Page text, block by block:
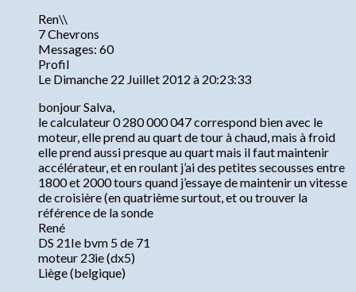
Ren\\
7 Chevrons
Messages: 60
Profil
Le Dimanche 22 Juillet 2012 à 20:23:33
bonjour Salva,
le calculateur 0 280 000 047 correspond bien avec le
moteur, elle prend au quart de tour à chaud, mais à froid
elle prend aussi presque au quart mais il faut maintenir
accélérateur, et en roulant j’ai des petites secousses entre
1800 et 2000 tours quand j’essaye de maintenir un vitesse
de croisière (en quatrième surtout, et ou trouver la
référence de la sonde
René
DS 21Ie bvm 5 de 71
moteur 23ie (dx5)
Liège (belgique)